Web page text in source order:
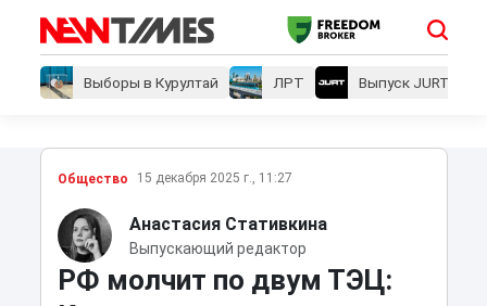
Выборы в Курултай ЛРТ Выпуск JURT
Общество 15 декабря 2025 г., 11:27
Анастасия Стативкина
Выпускающий редактор
РФ молчит по двум ТЭЦ: